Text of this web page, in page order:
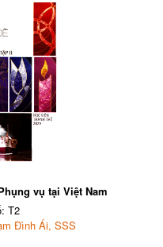
vụ tại Việt Nam
T2
Đình Ái, SSS